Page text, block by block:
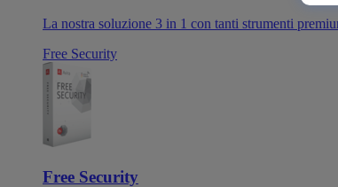
La nostra soluzione 3 in 1 con tanti strumenti
Free Security
Free Security